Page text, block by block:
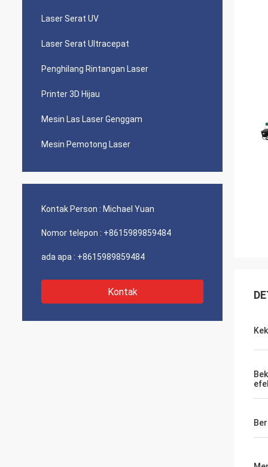
Laser Serat UV
Laser Serat Ultracepat
Penghilang Rintangan Laser
Printer 3D Hijau
Mesin Las Laser Genggam
Mesin Pemotong Laser
Kontak Person : Michael Yuan
Nomor telepon : +8615989859484
ada apa : +8615989859484
Kontak